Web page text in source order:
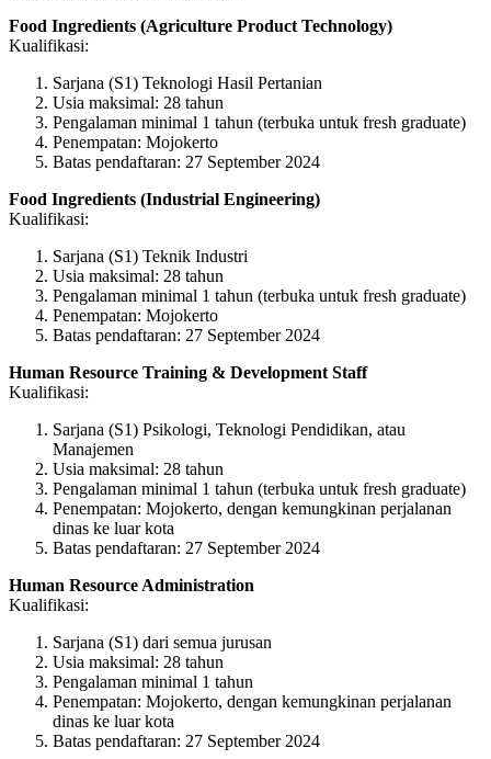
Food Ingredients (Agriculture Product Technology)
Kualifikasi:
Sarjana (S1) Teknologi Hasil Pertanian
Usia maksimal: 28 tahun
Pengalaman minimal 1 tahun (terbuka untuk fresh graduate)
Penempatan: Mojokerto
Batas pendaftaran: 27 September 2024
Food Ingredients (Industrial Engineering)
Kualifikasi:
Sarjana (S1) Teknik Industri
Usia maksimal: 28 tahun
Pengalaman minimal 1 tahun (terbuka untuk fresh graduate)
Penempatan: Mojokerto
Batas pendaftaran: 27 September 2024
Human Resource Training & Development Staff
Kualifikasi:
Sarjana (S1) Psikologi, Teknologi Pendidikan, atau
Manajemen
Usia maksimal: 28 tahun
Pengalaman minimal 1 tahun (terbuka untuk fresh graduate)
Penempatan: Mojokerto, dengan kemungkinan perjalanan
dinas ke luar kota
Batas pendaftaran: 27 September 2024
Human Resource Administration
Kualifikasi:
Sarjana (S1) dari semua jurusan
Usia maksimal: 28 tahun
Pengalaman minimal 1 tahun
Penempatan: Mojokerto, dengan kemungkinan perjalanan
dinas ke luar kota
Batas pendaftaran: 27 September 2024